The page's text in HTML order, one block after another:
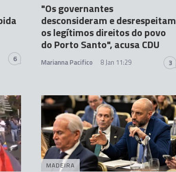
6
"Os governantes
desconsideram e desrespeitam
os legítimos direitos do povo
do Porto Santo", acusa CDU
Marianna Pacifico 8 Jan 11:29 3
MADEIRA